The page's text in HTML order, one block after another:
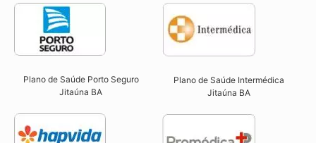
Plano de Saúde Porto Seguro
Jitaúna BA​
Plano de Saúde Intermédica
Jitaúna BA​